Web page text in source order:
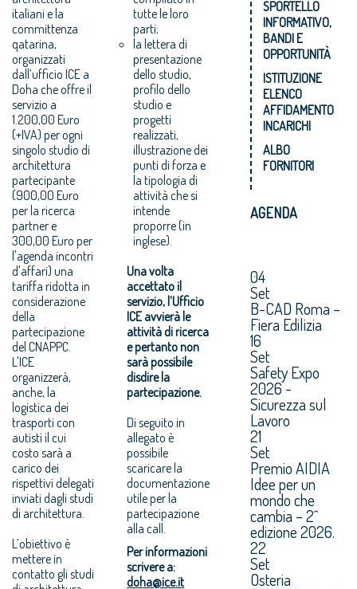
italiani e la
committenza
qatarina,
organizzati
dall’ufficio ICE a
Doha che offre il
servizio a
1.200,00 Euro
(+IVA) per ogni
singolo studio di
architettura
partecipante
(900,00 Euro
per la ricerca
partner e
300,00 Euro per
l'agenda incontri
d'affari) una
tariffa ridotta in
considerazione
della
partecipazione
del CNAPPC.
L'ICE
organizzerà,
anche, la
logistica dei
trasporti con
autisti il cui
costo sarà a
carico dei
rispettivi delegati
inviati dagli studi
di architettura.
L’obiettivo è
mettere in
contatto gli studi
tutte le loro
parti;
la lettera di
presentazione
dello studio,
profilo dello
studio e
progetti
realizzati,
illustrazione dei
punti di forza e
la tipologia di
attività che si
intende
proporre (in
inglese).
Una volta
accettato il
servizio, l’Ufficio
ICE avvierà le
attività di ricerca
e pertanto non
sarà possibile
disdire la
partecipazione.
Di seguito in
allegato è
possibile
scaricare la
documentazione
utile per la
partecipazione
alla call.
Per informazioni
scrivere a:
doha@ice.it
SPORTELLO
INFORMATIVO,
BANDI E
OPPORTUNITÀ
ISTITUZIONE
ELENCO
AFFIDAMENTO
INCARICHI
ALBO
FORNITORI
AGENDA
04
Set
B-CAD Roma –
Fiera Edilizia
16
Set
Safety Expo
2026 -
Sicurezza sul
Lavoro
21
Set
Premio AIDIA
Idee per un
mondo che
cambia – 2^
edizione 2026.
22
Set
Osteria